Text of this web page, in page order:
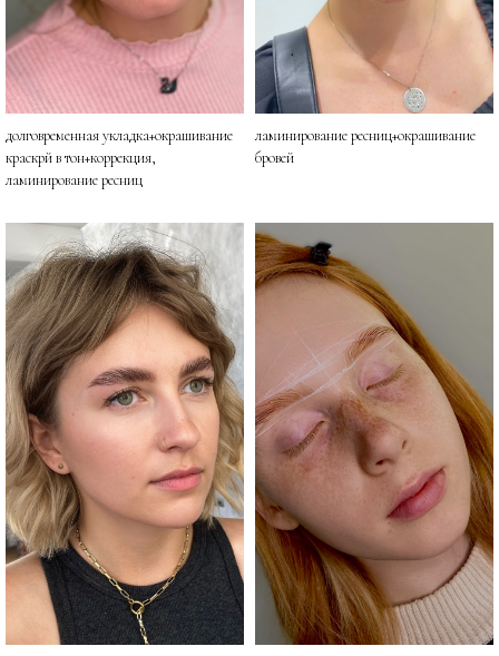
долговременная укладка+окрашивание
краскрй в тон+коррекция,
ламинирование ресниц
ламинирование ресниц+окрашивание
бровей